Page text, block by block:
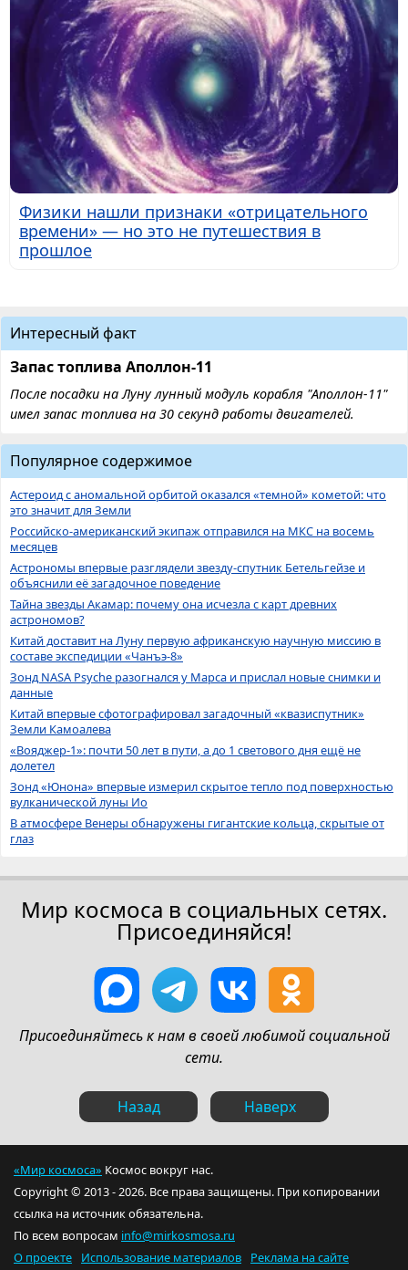
Физики нашли признаки «отрицательного
времени» — но это не путешествия в
прошлое
Интересный факт
Запас топлива Аполлон-11
После посадки на Луну лунный модуль корабля "Аполлон-11"
имел запас топлива на 30 секунд работы двигателей.
Популярное содержимое
Астероид с аномальной орбитой оказался «темной» кометой: что
это значит для Земли
Российско-американский экипаж отправился на МКС на восемь
месяцев
Астрономы впервые разглядели звезду-спутник Бетельгейзе и
объяснили её загадочное поведение
Тайна звезды Акамар: почему она исчезла с карт древних
астрономов?
Китай доставит на Луну первую африканскую научную миссию в
составе экспедиции «Чанъэ-8»
Зонд NASA Psyche разогнался у Марса и прислал новые снимки и
данные
Китай впервые сфотографировал загадочный «квазиспутник»
Земли Камоалева
«Вояджер-1»: почти 50 лет в пути, а до 1 светового дня ещё не
долетел
Зонд «Юнона» впервые измерил скрытое тепло под поверхностью
вулканической луны Ио
В атмосфере Венеры обнаружены гигантские кольца, скрытые от
глаз
Мир космоса в социальных сетях.
Присоединяйся!
Присоединяйтесь к нам в своей любимой социальной
сети.
Назад Наверх
«Мир космоса» Космос вокруг нас.
Copyright © 2013 - 2026. Все права защищены. При копировании
ссылка на источник обязательна.
По всем вопросам info@mirkosmosa.ru
О проекте
Использование материалов Реклама на сайте